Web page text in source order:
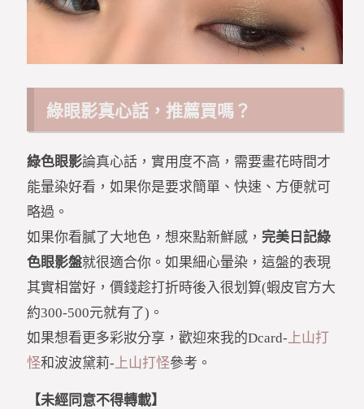
綠眼影真心話，推薦買嗎？
綠色眼影論真心話，實用度不高，需要畫花時間才
能暈染好看，如果你是要求簡單、快速、方便就可
略過。
如果你看膩了大地色，想來點新鮮感， 完美日記綠
色眼影盤就很適合你。如果細心暈染，這盤的表現
其實相當好，價錢趁打折時後入很划算(蝦皮官方大
約300-500元就有了)。
如果想看更多彩妝分享，歡迎來我的Dcard- 上山打
怪和波波黛莉- 上山打怪參考。
【未經同意不得轉載】